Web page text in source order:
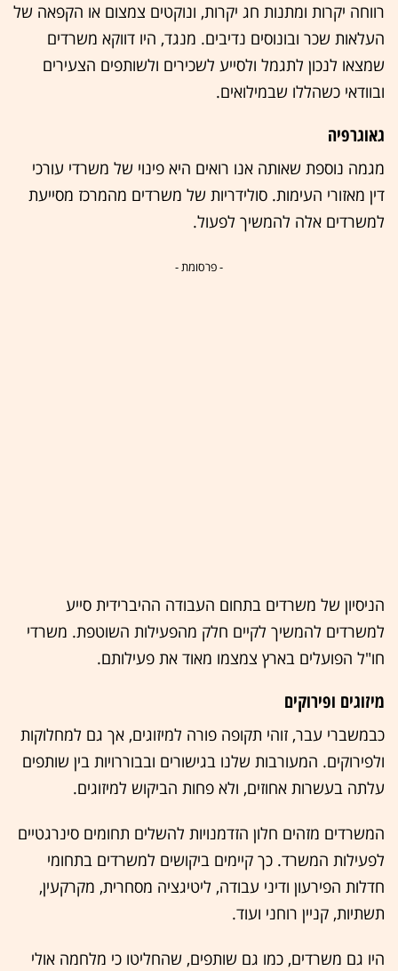
רווחה יקרות ומתנות חג יקרות, ונוקטים צמצום או הקפאה של
העלאות שכר ובונוסים נדיבים. מנגד, היו דווקא משרדים
שמצאו לנכון לתגמל ולסייע לשכירים ולשותפים הצעירים
ובוודאי כשהללו שבמילואים.
גאוגרפיה
מגמה נוספת שאותה אנו רואים היא פינוי של משרדי עורכי
דין מאזורי העימות. סולידריות של משרדים מהמרכז מסייעת
למשרדים אלה להמשיך לפעול.
- פרסומת -
הניסיון של משרדים בתחום העבודה ההיברידית סייע
למשרדים להמשיך לקיים חלק מהפעילות השוטפת. משרדי
חו"ל הפועלים בארץ צמצמו מאוד את פעילותם.
מיזוגים ופירוקים
כבמשברי עבר, זוהי תקופה פורה למיזוגים, אך גם למחלוקות
ולפירוקים. המעורבות שלנו בגישורים ובבוררויות בין שותפים
עלתה בעשרות אחוזים, ולא פחות הביקוש למיזוגים.
המשרדים מזהים חלון הזדמנויות להשלים תחומים סינרגטיים
לפעילות המשרד. כך קיימים ביקושים למשרדים בתחומי
חדלות הפירעון ודיני עבודה, ליטיגציה מסחרית, מקרקעין,
תשתיות, קניין רוחני ועוד.
היו גם משרדים, כמו גם שותפים, שהחליטו כי מלחמה אולי